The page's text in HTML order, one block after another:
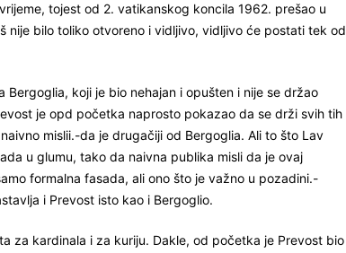
tojest od 2. vatikanskog koncila 1962. prešao u
nije bilo toliko otvoreno i vidljivo, vidljivo će postati tek od
koji je bio nehajan i opušten i nije se držao
je opd početka naprosto pokazao da se drži svih tih
mislii.-da je drugačiji od Bergoglia. Ali to što Lav
u glumu, tako da naivna publika misli da je ovaj
formalna fasada, ali ono što je važno u pozadini.-
i Prevost isto kao i Bergoglio.
za kardinala i za kuriju. Dakle, od početka je Prevost bio